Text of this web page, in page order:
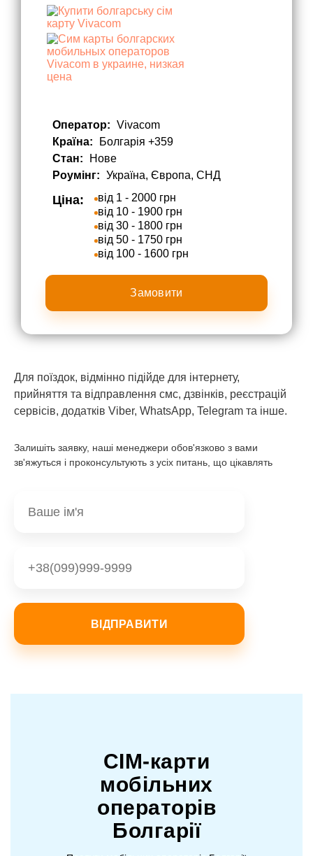
Оператор: Vivacom
Країна:
Болгарія +359
Стан:
Нове
Роумінг: Україна, Європа, СНД
Ціна:
від 1 - 2000 грн
від 10 - 1900 грн
від 30 - 1800 грн
від 50 - 1750 грн
від 100 - 1600 грн
Замовити
Залишіть заявку, наші менеджери обов'язково з вами
зв'яжуться і проконсультують з усіх питань, що цікавлять
Для поїздок, відмінно підійде для інтернету,
прийняття та відправлення смс, дзвінків, реєстрацій
сервісів, додатків Viber, WhatsApp, Telegram та інше.
СІМ-карти
мобільних
операторів
Болгарії